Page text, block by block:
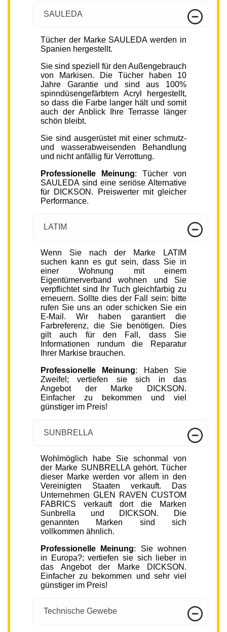
SAULEDA
Tücher der Marke SAULEDA werden in
Spanien hergestellt.
Sie sind speziell für den Außengebrauch
von Markisen. Die Tücher haben 10
Jahre Garantie und sind aus 100%
spinndüsengefärbtem Acryl hergestellt,
so dass die Farbe langer hält und somit
auch der Anblick Ihre Terrasse länger
schön bleibt.
Sie sind ausgerüstet mit einer schmutz-
und wasserabweisenden Behandlung
und nicht anfällig für Verrottung.
Professionelle Meinung: Tücher von
SAULEDA sind eine seriöse Alternative
für DICKSON. Preiswerter mit gleicher
Performance.
LATIM
Wenn Sie nach der Marke LATIM
suchen kann es gut sein, dass Sie in
einer Wohnung mit einem
Eigentümerverband wohnen und Sie
verpflichtet sind Ihr Tuch gleichfarbig zu
erneuern. Sollte dies der Fall sein: bitte
rufen Sie uns an oder schicken Sie ein
E-Mail. Wir haben garantiert die
Farbreferenz, die Sie benötigen. Dies
gilt auch für den Fall, dass Sie
Informationen rundum die Reparatur
Ihrer Markise brauchen.
Professionelle Meinung: Haben Sie
Zweifel; vertiefen sie sich in das
Angebot der Marke DICKSON.
Einfacher zu bekommen und viel
günstiger im Preis!
SUNBRELLA
Wohlmöglich habe Sie schonmal von
der Marke SUNBRELLA gehört. Tücher
dieser Marke werden vor allem in den
Vereinigten Staaten verkauft. Das
Unternehmen GLEN RAVEN CUSTOM
FABRICS verkauft dort die Marken
Sunbrella und DICKSON. Die
genannten Marken sind sich
vollkommen ähnlich.
Professionelle Meinung: Sie wohnen
in Europa?; vertiefen sie sich lieber in
das Angebot der Marke DICKSON.
Einfacher zu bekommen und sehr viel
günstiger im Preis!
Technische Gewebe